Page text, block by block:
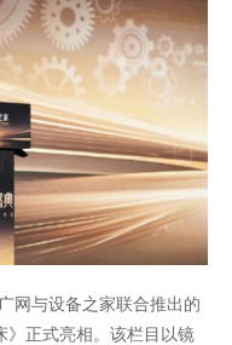
与设备之家联合推出的
》正式亮相。该栏目以镜